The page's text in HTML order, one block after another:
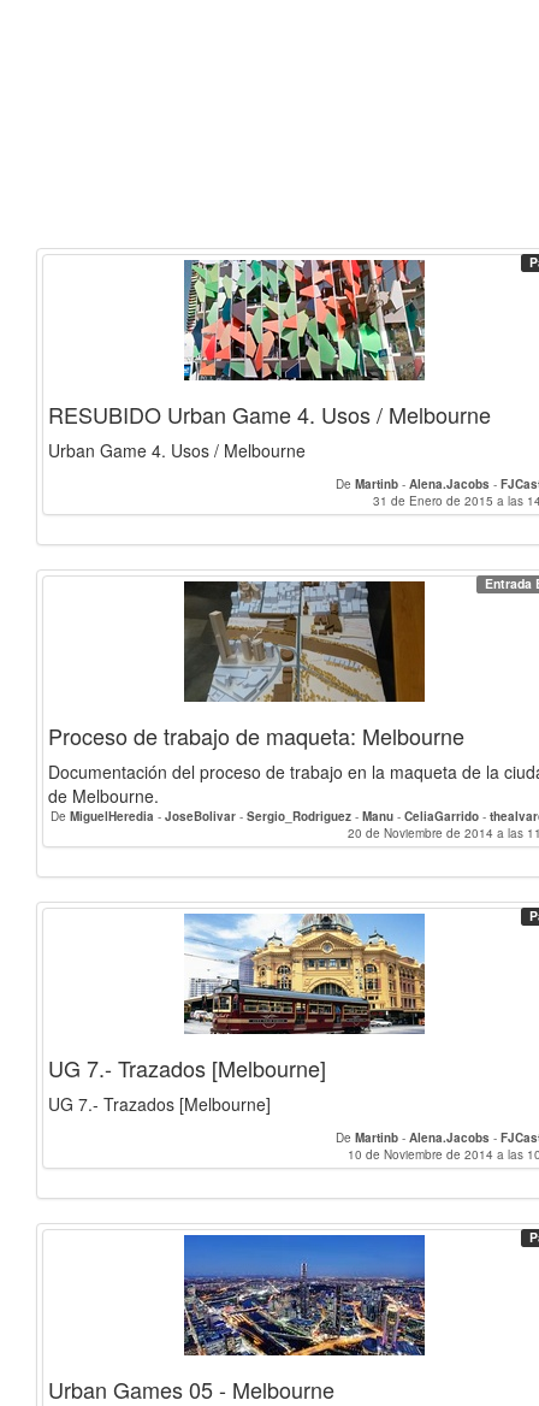
RESUBIDO Urban Game 4. Usos / Melbourne
Urban Game 4. Usos / Melbourne
De Martinb - Alena.Jacobs -
31 de Enero de 2015 a las
Entrada
Proceso de trabajo de maqueta: Melbourne
Documentación del proceso de trabajo en la maqueta de la
de Melbourne.
De MiguelHeredia - JoseBolivar - Sergio_Rodriguez - Manu - CeliaGarrido -
adarve2- LauraDelMoral-
Raquelmnava-lamolda20-Josemihl-Adrian.H.P-ElisaTorricelli-
20 de Noviembre de 2014 a las
UG 7.- Trazados [Melbourne]
UG 7.- Trazados [Melbourne]
De Martinb - Alena.Jacobs -
10 de Noviembre de 2014 a las
Urban Games 05 - Melbourne